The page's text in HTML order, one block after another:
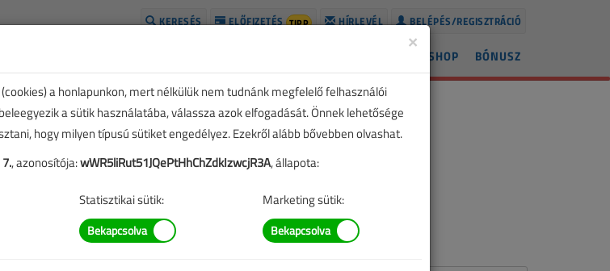
BELÉPÉS/REGISZTRÁCIÓ
HÍRLEVÉL
ELŐFIZETÉS TIPP
KERESÉS
BÓNUSZ
SHOP
×
a honlapunkon, mert nélkülük nem tudnánk megfelelő felhasználói
a sütik használatába, válassza azok elfogadását. Önnek lehetősége
hogy milyen típusú sütiket engedélyez. Ezekről alább bővebben olvashat.
, azonosítója:wWR5liRut51JQePtHhChZdkIzwcjR3A, állapota:
Statisztikai sütik: Marketing sütik: